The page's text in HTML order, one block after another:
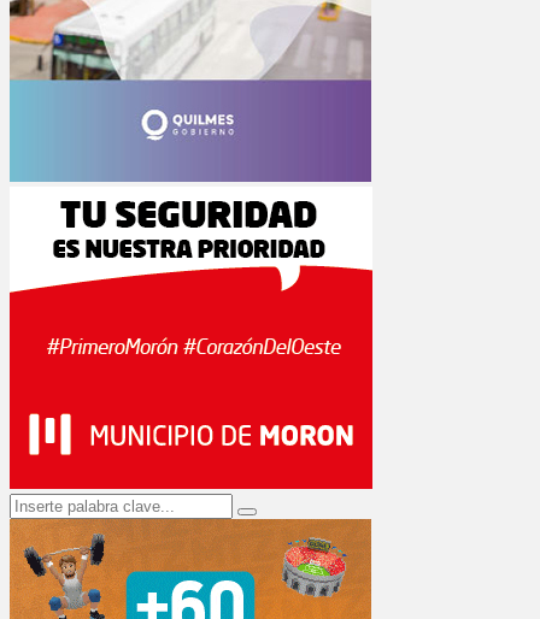
Search
for:
Search